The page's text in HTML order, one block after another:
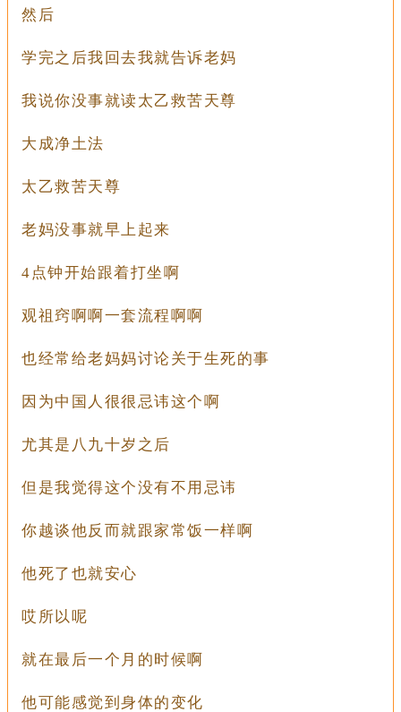
然后
学完之后我回去我就告诉老妈
我说你没事就读太乙救苦天尊
大成净土法
太乙救苦天尊
老妈没事就早上起来
4点钟开始跟着打坐啊
观祖窍啊啊一套流程啊啊
也经常给老妈妈讨论关于生死的事
因为中国人很很忌讳这个啊
尤其是八九十岁之后
但是我觉得这个没有不用忌讳
你越谈他反而就跟家常饭一样啊
他死了也就安心
哎所以呢
就在最后一个月的时候啊
他可能感觉到身体的变化